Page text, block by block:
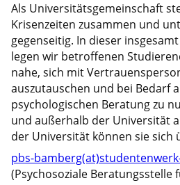
Als Universitätsgemeinschaft
Krisenzeiten zusammen und
gegenseitig. In dieser
legen wir betroffenen
nahe, sich mit
auszutauschen und bei Bedarf
psychologischen Beratung zu
und außerhalb der Universität
der Universität können sie sich
pbs-
(Psychosoziale Beratungsstelle